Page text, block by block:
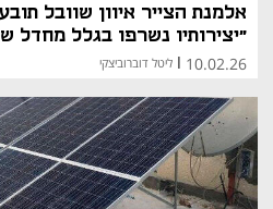
אלמנת הצייר איוון שוובל
"יצירותיו נשרפו בגלל מחדל
10.02.26 ליטל דוברוביצקי